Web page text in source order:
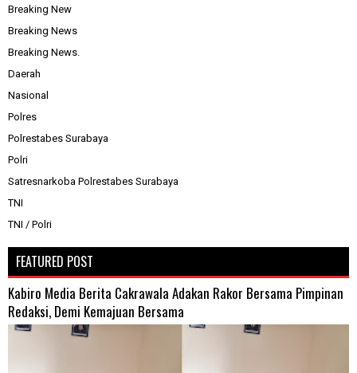
Breaking New
Breaking News
Breaking News.
Daerah
Nasional
Polres
Polrestabes Surabaya
Polri
Satresnarkoba Polrestabes Surabaya
TNI
TNI / Polri
FEATURED POST
Kabiro Media Berita Cakrawala Adakan Rakor Bersama Pimpinan
Redaksi, Demi Kemajuan Bersama